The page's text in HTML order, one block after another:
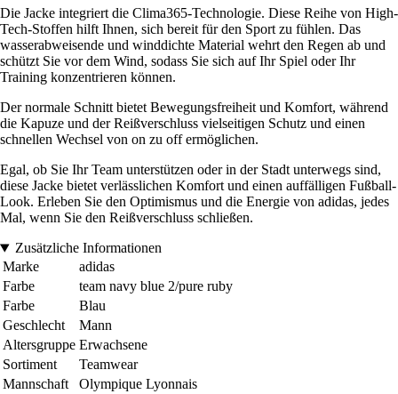
Die Jacke integriert die Clima365-Technologie. Diese Reihe von High-
Tech-Stoffen hilft Ihnen, sich bereit für den Sport zu fühlen. Das
wasserabweisende und winddichte Material wehrt den Regen ab und
schützt Sie vor dem Wind, sodass Sie sich auf Ihr Spiel oder Ihr
Training konzentrieren können.
Der normale Schnitt bietet Bewegungsfreiheit und Komfort, während
die Kapuze und der Reißverschluss vielseitigen Schutz und einen
schnellen Wechsel von on zu off ermöglichen.
Egal, ob Sie Ihr Team unterstützen oder in der Stadt unterwegs sind,
diese Jacke bietet verlässlichen Komfort und einen auffälligen Fußball-
Look. Erleben Sie den Optimismus und die Energie von adidas, jedes
Mal, wenn Sie den Reißverschluss schließen.
Zusätzliche Informationen
Marke
adidas
Farbe
team navy blue 2/pure ruby
Farbe
Blau
Geschlecht
Mann
Altersgruppe Erwachsene
Sortiment
Teamwear
Mannschaft
Olympique Lyonnais